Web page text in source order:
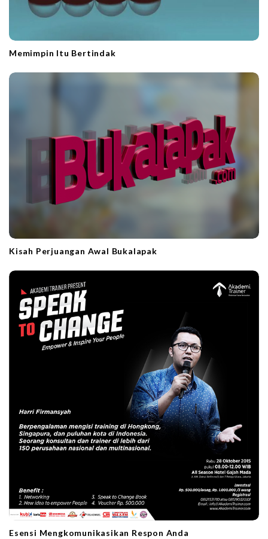
Memimpin Itu Bertindak
Kisah Perjuangan Awal Bukalapak
Esensi Mengkomunikasikan Respon Anda